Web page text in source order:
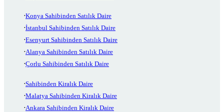
Konya Sahibinden Satılık Daire
İstanbul Sahibinden Satılık Daire
Esenyurt Sahibinden Satılık Daire
Alanya Sahibinden Satılık Daire
Çorlu Sahibinden Satılık Daire
Sahibinden Kiralık Daire
Malatya Sahibinden Kiralık Daire
Ankara Sahibinden Kiralık Daire